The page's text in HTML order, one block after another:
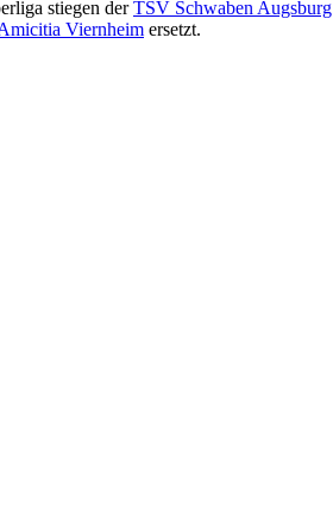
stiegen derTSV Schwaben Augsburg
Viernheim ersetzt.